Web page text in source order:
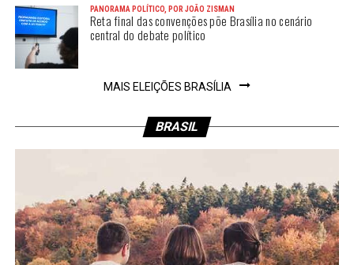
PANORAMA POLÍTICO, POR JOÃO ZISMAN
Reta final das convenções põe Brasília no cenário
central do debate político
MAIS ELEIÇÕES BRASÍLIA
BRASIL